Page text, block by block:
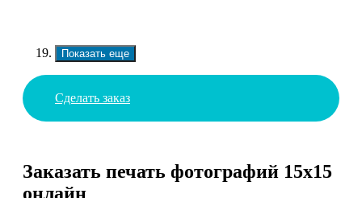
Показать еще
Сделать заказ
Заказать печать фотографий 15х15
онлайн